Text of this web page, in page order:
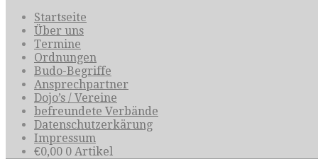
Startseite
Über uns
Termine
Ordnungen
Budo-Begriffe
Ansprechpartner
Dojo’s / Vereine
befreundete Verbände
Datenschutzerkärung
Impressum
€0,00 0 Artikel